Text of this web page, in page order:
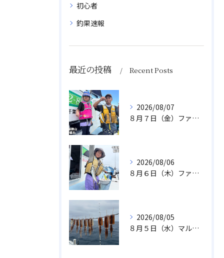
初心者
釣果速報
最近の投稿 Recent Posts
2026/08/07
８月７日（金）ファミリフィッシング
2026/08/06
８月６日（木）ファミリフィッシング
2026/08/05
８月５日（水）マルイカ